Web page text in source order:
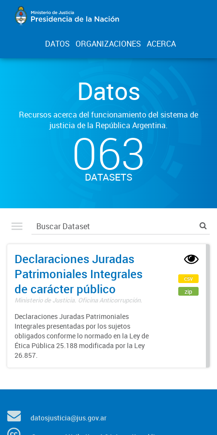
DATOS ORGANIZACIONES ACERCA
Datos
Recursos acerca del funcionamiento del sistema de
justicia de la República Argentina.
063
DATASETS
Declaraciones Juradas
Patrimoniales Integrales
de carácter público
Ministerio de Justicia. Oficina Anticorrupción.
Declaraciones Juradas Patrimoniales
Integrales presentadas por los sujetos
obligados conforme lo normado en la Ley de
Ética Pública 25.188 modificada por la Ley
26.857.
csv
zip
datosjusticia@jus.gov.ar